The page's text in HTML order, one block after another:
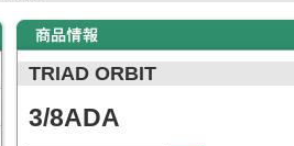
TRIAD ORBIT
3/8ADA